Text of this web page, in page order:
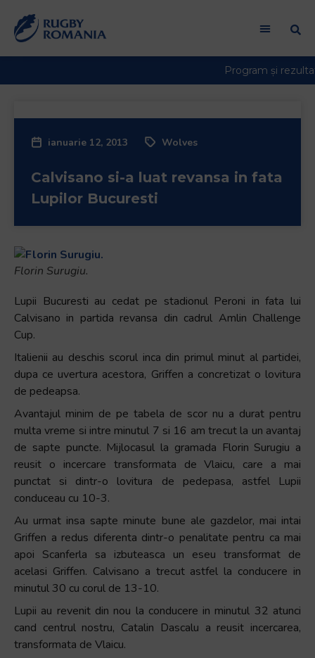
ianuarie 12, 2013 Wolves
Calvisano si-a luat revansa in fata
Lupilor Bucuresti
Florin Surugiu.
Lupii Bucuresti au cedat pe stadionul Peroni in fata lui
Calvisano in partida revansa din cadrul Amlin Challenge
Cup.
Italienii au deschis scorul inca din primul minut al partidei,
dupa ce uvertura acestora, Griffen a concretizat o lovitura
de pedeapsa.
Avantajul minim de pe tabela de scor nu a durat pentru
multa vreme si intre minutul 7 si 16 am trecut la un avantaj
de sapte puncte. Mijlocasul la gramada Florin Surugiu a
reusit o incercare transformata de Vlaicu, care a mai
punctat si dintr-o lovitura de pedepasa, astfel Lupii
conduceau cu 10-3.
Au urmat insa sapte minute bune ale gazdelor, mai intai
Griffen a redus diferenta dintr-o penalitate pentru ca mai
apoi Scanferla sa izbuteasca un eseu transformat de
acelasi Griffen. Calvisano a trecut astfel la conducere in
minutul 30 cu corul de 13-10.
Lupii au revenit din nou la conducere in minutul 32 atunci
cand centrul nostru, Catalin Dascalu a reusit incercarea,
transformata de Vlaicu.